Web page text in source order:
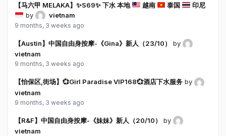
【马六甲 MELAKA】 ✨S69✨下水 本地 越南 泰国
印尼
by
vietnam
9 months, 3 weeks ago
【Austin】中国自由身按摩-《Gina》新人（23/10）
by
vietnam
9 months, 3 weeks ago
【怡保区,街场】💞Girl Paradise VIP168💞酒店下水服务 by
vietnam
9 months, 3 weeks ago
【R&F】中国自由身按摩-《妹妹》新人（20/10）
by
vietnam